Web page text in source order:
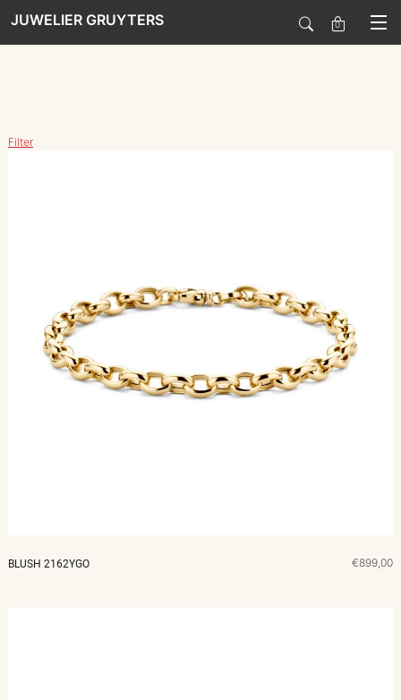
JUWELIER GRUYTERS
HORLOGES
SOORT
0
Filter
BLUSH 2162YGO €899,00